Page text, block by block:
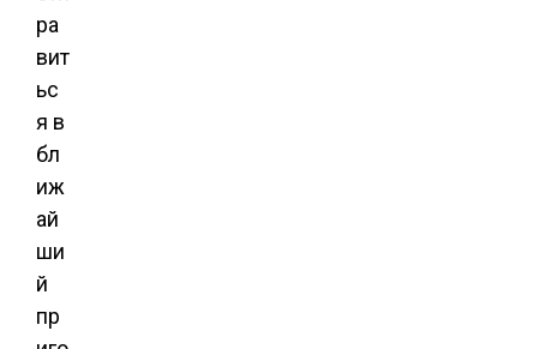
ра
вит
ьс
я в
бл
иж
ай
ши
й
пр